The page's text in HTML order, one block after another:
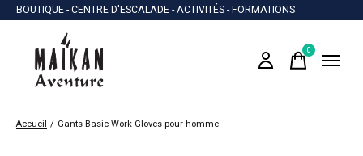
BOUTIQUE - CENTRE D'ESCALADE - ACTIVITÉS - FORMATIONS
0items
Accueil / Gants Basic Work Gloves pour homme